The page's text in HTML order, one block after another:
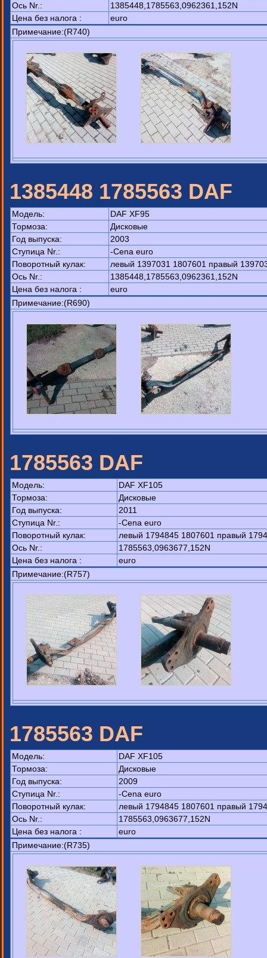
Ось Nr.:
1385448,1785563,0962361,152N
Цена без налога :
euro
Примечание:(R740)
1385448 1785563 DAF
Модель:
DAF XF95
Тормоза:
Дисковые
Год выпуска:
2003
Ступица Nr.:
-Cena euro
Поворотный кулак:
левый 1397031 1807601 правый
Ось Nr.:
1385448,1785563,0962361,152N
Цена без налога :
euro
Примечание:(R690)
1785563 DAF
Модель:
DAF XF105
Тормоза:
Дисковые
Год выпуска:
2011
Ступица Nr.:
-Cena euro
Поворотный кулак:
левый 1794845 1807601 правый
Ось Nr.:
1785563,0963677,152N
Цена без налога :
euro
Примечание:(R757)
1785563 DAF
Модель:
DAF XF105
Тормоза:
Дисковые
Год выпуска:
2009
Ступица Nr.:
-Cena euro
Поворотный кулак:
левый 1794845 1807601 правый
Ось Nr.:
1785563,0963677,152N
Цена без налога :
euro
Примечание:(R735)